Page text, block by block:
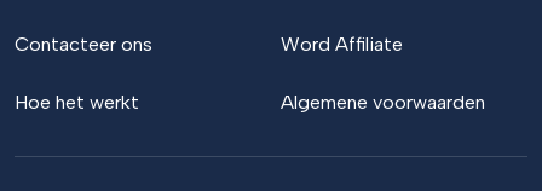
Contacteer ons
Hoe het werkt
Word Affiliate
Algemene voorwaarden